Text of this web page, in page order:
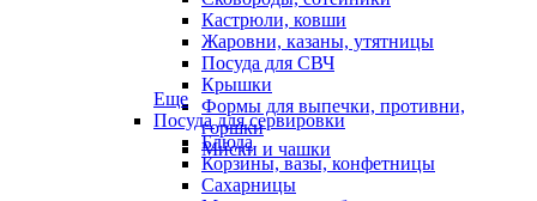
Кастрюли, ковши
Жаровни, казаны, утятницы
Посуда для СВЧ
Крышки
Формы для выпечки, противни,
горшки
Миски и чашки
Еще
Посуда для сервировки
Блюда
Корзины, вазы, конфетницы
Сахарницы